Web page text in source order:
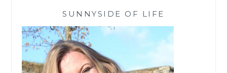
SUNNYSIDE OF LIFE